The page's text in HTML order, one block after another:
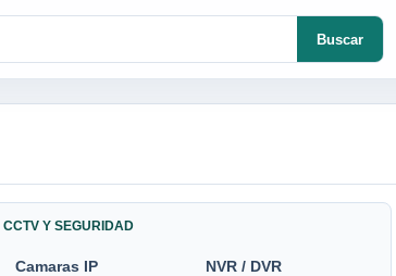
Buscar
CCTV Y SEGURIDAD
Camaras IP NVR / DVR